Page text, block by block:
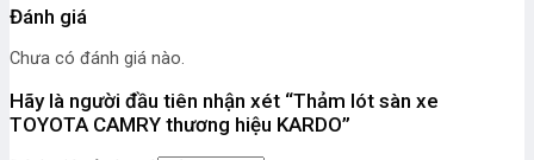
Đánh giá
Chưa có đánh giá nào.
Hãy là người đầu tiên nhận xét “Thảm lót sàn xe
TOYOTA CAMRY thương hiệu KARDO”